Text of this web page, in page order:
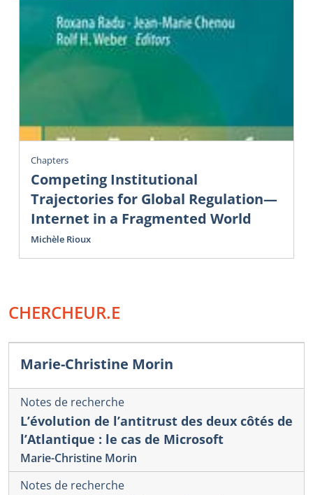
Chapters
Competing Institutional
Trajectories for Global Regulation—
Internet in a Fragmented World
Michèle Rioux
CHERCHEUR.E
Marie-Christine Morin
Notes de recherche
L’évolution de l’antitrust des deux côtés de
l’Atlantique : le cas de Microsoft
Marie-Christine Morin
Notes de recherche